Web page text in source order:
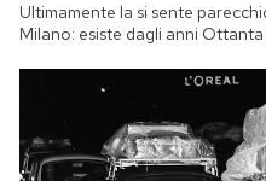
Ultimamente la si sente
Milano: esiste dagli anni